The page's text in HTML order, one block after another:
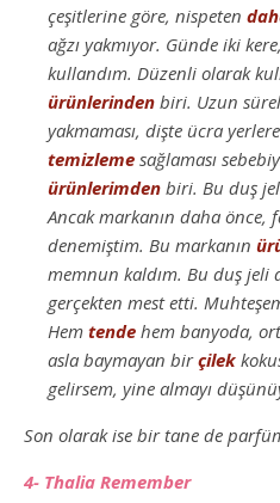
çeşitlerine göre, nispeten
ağzı yakmıyor. Günde iki
kullandım. Düzenli olarak
ürünlerinden biri. Uzun
yakmaması, dişte ücra
temizleme sağlaması
ürünlerimden biri. Bu duş
Ancak markanın daha önce,
denemiştim. Bu markanın
memnun kaldım. Bu duş jeli
gerçekten mest etti.
Hem tende hem banyoda,
asla baymayan birçilek
gelirsem, yine almayı
Son olarak ise bir tane de
4- Thalia Remember